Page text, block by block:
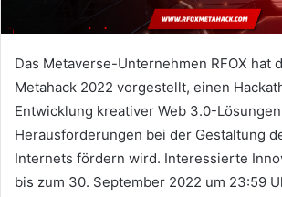
Das Metaverse-Unternehmen RFOX hat
Metahack 2022 vorgestellt, einen
Entwicklung kreativer Web 3.0-
Herausforderungen bei der Gestaltung
Internets fördern wird. Interessierte
bis zum 30. September 2022 um 23:59